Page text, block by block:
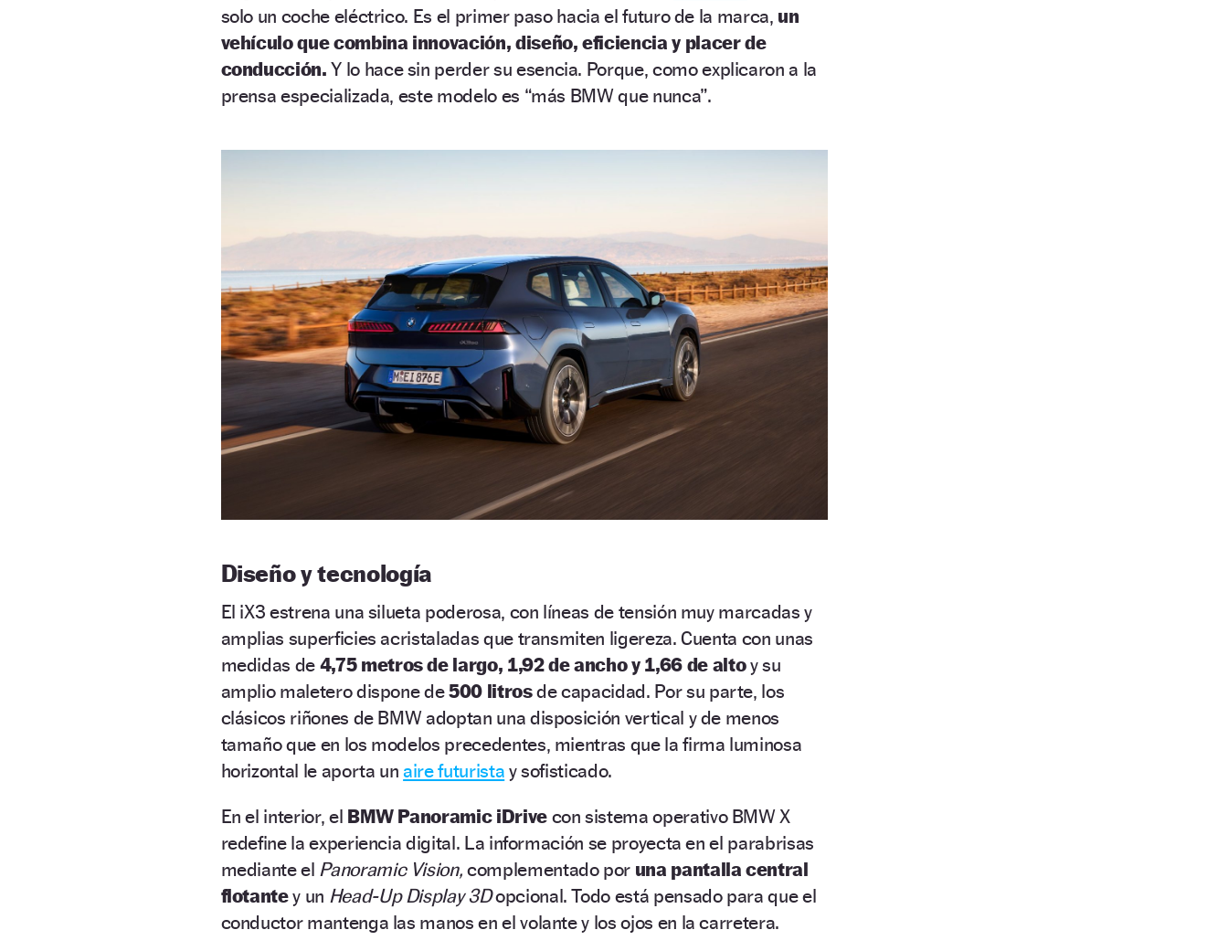
solo un coche eléctrico. Es el primer paso hacia el futuro de la marca, un
vehículo que combina innovación, diseño, eficiencia y placer de
conducción. Y lo hace sin perder su esencia. Porque, como explicaron a la
prensa especializada, este modelo es “más BMW que nunca”.
Diseño y tecnología
El iX3 estrena una silueta poderosa, con líneas de tensión muy marcadas y
amplias superficies acristaladas que transmiten ligereza. Cuenta con unas
medidas de 4,75 metros de largo, 1,92 de ancho y 1,66 de altoy su
amplio maletero dispone de500 litrosde capacidad. Por su parte, los
clásicos riñones de BMW adoptan una disposición vertical y de menos
tamaño que en los modelos precedentes, mientras que la firma luminosa
horizontal le aporta unaire futurista y sofisticado.
En el interior, el BMW Panoramic iDrivecon sistema operativo BMW X
redefine la experiencia digital. La información se proyecta en el parabrisas
mediante el Panoramic Vision, complementado por una pantalla central
flotantey un Head-Up Display 3Dopcional. Todo está pensado para que el
conductor mantenga las manos en el volante y los ojos en la carretera.